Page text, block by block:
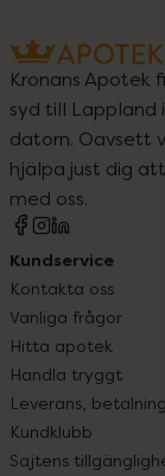
Kronans Apotek
syd till Lappland
datorn. Oavsett
hjälpa just dig
med oss.
Kundservice
Kontakta oss
Vanliga frågor
Hitta apotek
Handla tryggt
Leverans,
Kundklubb
Sajtens